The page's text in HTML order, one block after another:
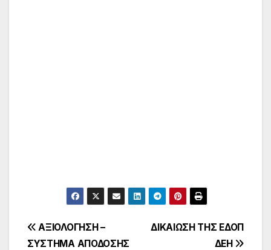
Πλοήγηση
ΔΙΚΑΙΩΣΗ ΤΗΣ ΕΔΟΠ
ΔΕΗ
ΑΞΙΟΛΟΓΗΣΗ –
ΣΥΣΤΗΜΑ ΑΠΟΔΟΣΗΣ